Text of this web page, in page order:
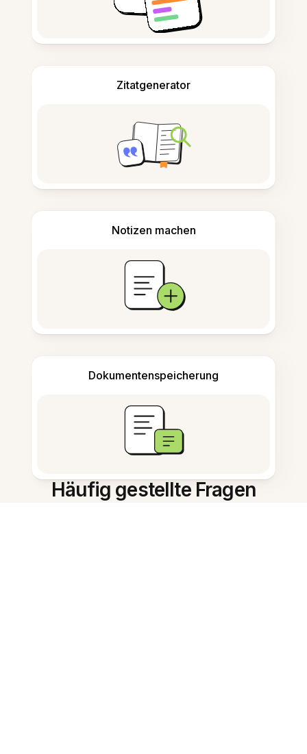
Zitatgenerator
Notizen machen
Dokumentenspeicherung
Häufig gestellte Fragen